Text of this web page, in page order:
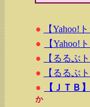
●
【Yahoo!
●
【Yahoo!
●
【るるぶ
●
【るるぶ
●
【ＪＴＢ
か